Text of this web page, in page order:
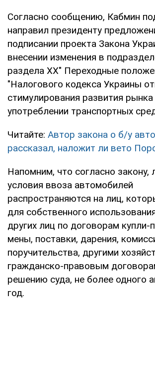
Согласно сообщению, Кабмин
направил президенту
подписании проекта Закона
внесении изменения в
раздела ХХ" Переходные
"Налогового кодекса Украины
стимулирования развития
употреблении транспортных
Читайте: Автор закона о б/у
рассказал, наложит ли вето
Напомним, что согласно закону,
условия ввоза автомобилей
распространяются на лиц,
для собственного
других лиц по договорам купли-
мены, поставки, дарения,
поручительства, другими
гражданско-правовым
решению суда, не более одного
год.